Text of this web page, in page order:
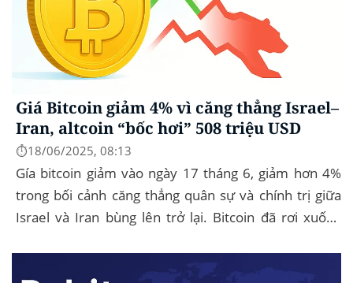
Giá Bitcoin giảm 4% vì căng thẳng Israel–
Iran, altcoin “bốc hơi” 508 triệu USD
⏱️18/06/2025, 08:13
Gía bitcoin giảm vào ngày 17 tháng 6, giảm hơn 4%
trong bối cảnh căng thẳng quân sự và chính trị giữa
Israel và Iran bùng lên trở lại. Bitcoin đã rơi xuống